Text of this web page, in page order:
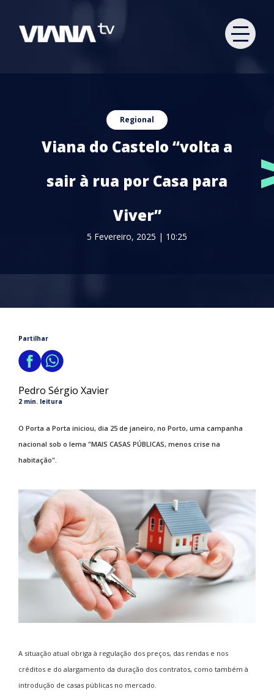
Regional
Viana do Castelo “volta a
sair à rua por Casa para
Viver”
5 Fevereiro, 2025 | 10:25
Partilhar
Pedro Sérgio Xavier
2 min. leitura
O Porta a Porta iniciou, dia 25 de janeiro, no Porto, uma campanha
nacional sob o lema "MAIS CASAS PÚBLICAS, menos crise na
habitação".
A situação atual obriga à regulação dos preços, das rendas e nos
créditos e do alargamento da duração dos contratos, como também à
introdução de casas públicas no mercado.